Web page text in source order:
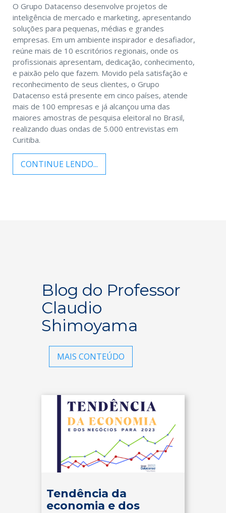
O Grupo Datacenso desenvolve projetos de
inteligência de mercado e marketing, apresentando
soluções para pequenas, médias e grandes
empresas. Em um ambiente inspirador e desafiador,
reúne mais de 10 escritórios regionais, onde os
profissionais apresentam, dedicação, conhecimento,
e paixão pelo que fazem. Movido pela satisfação e
reconhecimento de seus clientes, o Grupo
Datacenso está presente em cinco países, atende
mais de 100 empresas e já alcançou uma das
maiores amostras de pesquisa eleitoral no Brasil,
realizando duas ondas de 5.000 entrevistas em
Curitiba.
CONTINUE LENDO...
Blog do Professor
Claudio
Shimoyama
MAIS CONTEÚDO
Tendência da
economia e dos